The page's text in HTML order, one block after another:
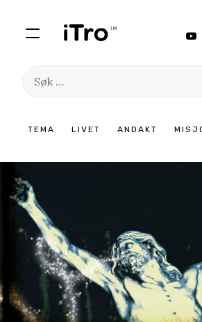
TEMA LIVET ANDAKT
Søk
innhold